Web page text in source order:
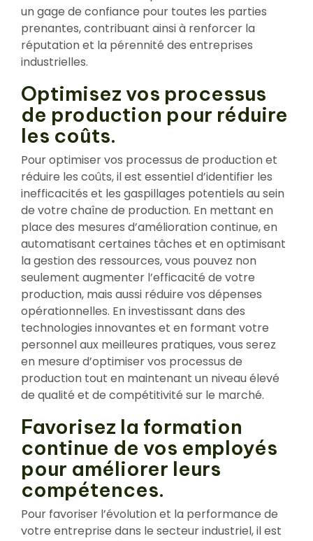
un gage de confiance pour toutes les parties
prenantes, contribuant ainsi à renforcer la
réputation et la pérennité des entreprises
industrielles.
Optimisez vos processus
de production pour réduire
les coûts.
Pour optimiser vos processus de production et
réduire les coûts, il est essentiel d’identifier les
inefficacités et les gaspillages potentiels au sein
de votre chaîne de production. En mettant en
place des mesures d’amélioration continue, en
automatisant certaines tâches et en optimisant
la gestion des ressources, vous pouvez non
seulement augmenter l’efficacité de votre
production, mais aussi réduire vos dépenses
opérationnelles. En investissant dans des
technologies innovantes et en formant votre
personnel aux meilleures pratiques, vous serez
en mesure d’optimiser vos processus de
production tout en maintenant un niveau élevé
de qualité et de compétitivité sur le marché.
Favorisez la formation
continue de vos employés
pour améliorer leurs
compétences.
Pour favoriser l’évolution et la performance de
votre entreprise dans le secteur industriel, il est